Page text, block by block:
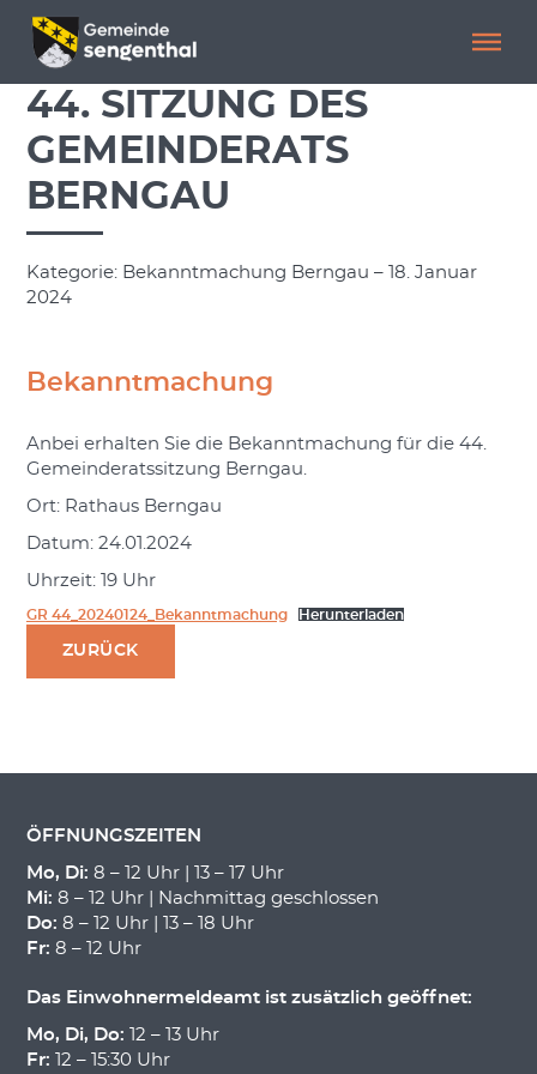
Menü überspringen
Menü überspringen
44. SITZUNG DES
GEMEINDERATS
BERNGAU
Kategorie: Bekanntmachung Berngau – 18. Januar
2024
Bekanntmachung
Anbei erhalten Sie die Bekanntmachung für die 44.
Gemeinderatssitzung Berngau.
Ort: Rathaus Berngau
Datum: 24.01.2024
Uhrzeit: 19 Uhr
GR 44_20240124_Bekanntmachung Herunterladen
ZURÜCK
ÖFFNUNGSZEITEN
Mo, Di: 8 – 12 Uhr | 13 – 17 Uhr
Mi: 8 – 12 Uhr | Nachmittag geschlossen
Do: 8 – 12 Uhr | 13 – 18 Uhr
Fr: 8 – 12 Uhr
Das Einwohnermeldeamt ist zusätzlich geöffnet:
Mo, Di, Do: 12 – 13 Uhr
Fr: 12 – 15:30 Uhr